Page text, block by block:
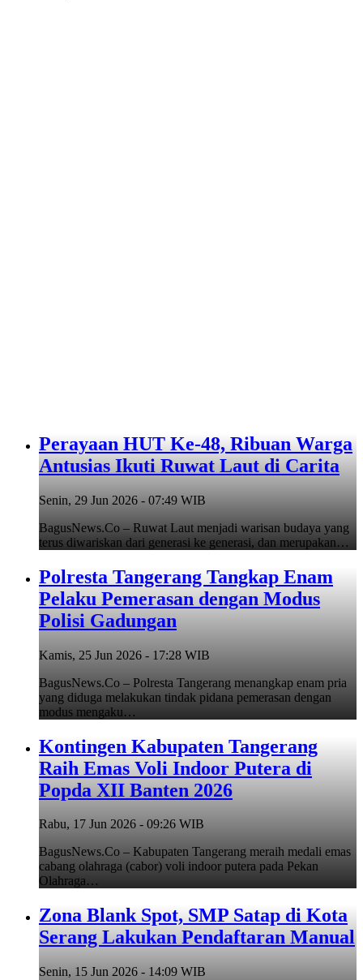
Perayaan HUT Ke-48, Ribuan Warga
Antusias Ikuti Ruwat Laut di Carita
Senin, 29 Jun 2026 - 07:49 WIB
BagusNews.Co – Ruwat Laut menjadi warisan budaya yang
terus diwariskan dari generasi ke generasi, dan merupakan…
Polresta Tangerang Tangkap Enam
Pelaku Pemerasan dengan Modus
Polisi Gadungan
Kamis, 25 Jun 2026 - 17:28 WIB
BagusNews.Co – Polresta Tangerang menangkap enam pria
yang diduga melakukan tindak pidana pemerasan dengan
modus mengaku…
Kontingen Kabupaten Tangerang
Raih Emas Voli Indoor Putera di
Popda XII Banten 2026
Rabu, 17 Jun 2026 - 09:26 WIB
BagusNews.Co – Kabupaten Tangerang meraih medali emas
cabang olahraga (cabor) voli indoor putera pada Pekan
Olahraga…
Zona Blank Spot, SMP Satap di Kota
Serang Lakukan Pendaftaran Manual
Senin, 15 Jun 2026 - 14:09 WIB